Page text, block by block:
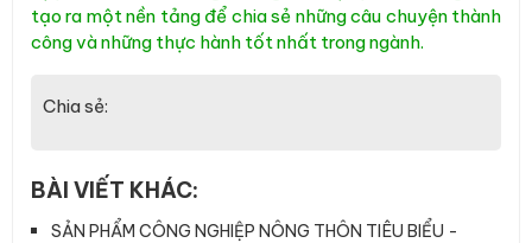
tạo ra một nền tảng để chia sẻ những câu chuyện thành
công và những thực hành tốt nhất trong ngành.
Chia sẻ:
BÀI VIẾT KHÁC:
SẢN PHẨM CÔNG NGHIỆP NÔNG THÔN TIÊU BIỂU -